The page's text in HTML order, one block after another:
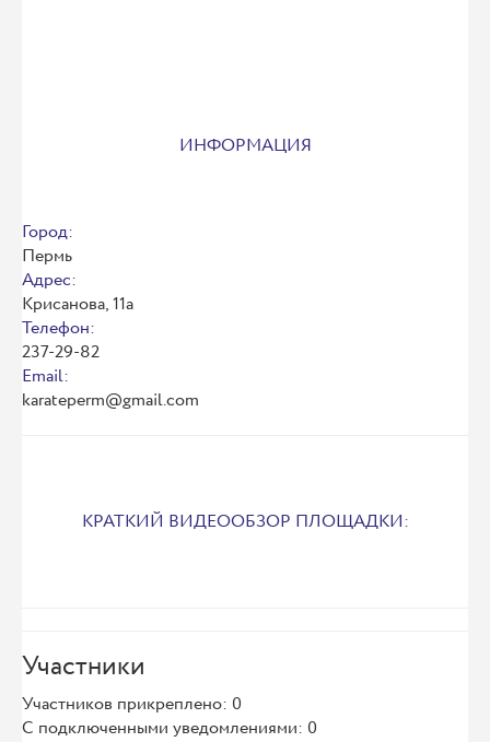
ИНФОРМАЦИЯ
Город:
Пермь
Адрес:
Крисанова, 11а
Телефон:
237-29-82
Email:
karateperm@gmail.com
КРАТКИЙ ВИДЕООБЗОР ПЛОЩАДКИ:
Участники
Участников прикреплено: 0
С подключенными уведомлениями: 0